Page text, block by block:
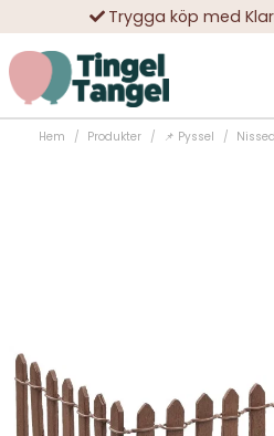
Trygga köp med
10 000-tals
Hem Produkter 📌 Pyssel